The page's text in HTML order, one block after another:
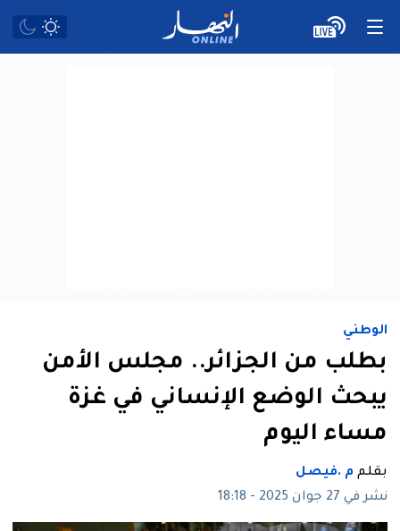
الوطني
بطلب من الجزائر.. مجلس الأمن
يبحث الوضع الإنساني في غزة
مساء اليوم
بقلم م .فيصل
نشر في 27 جوان 2025 - 18:18